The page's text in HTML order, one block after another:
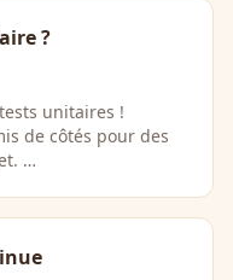
?
unitaires !
de côtés pour des
…